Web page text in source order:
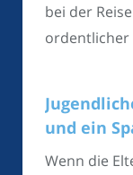
bei der
ordentlicher
und ein
Wenn die